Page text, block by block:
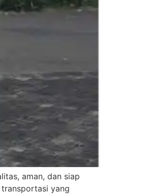
aman, dan siap
transportasi yang